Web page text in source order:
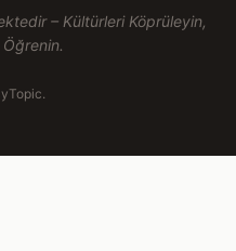
– Kültürleri Köprüleyin,
Öğrenin.